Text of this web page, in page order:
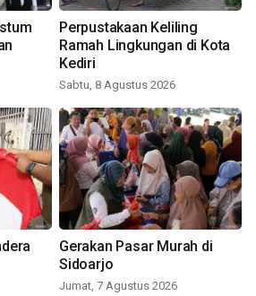
Perpustakaan Keliling
Ramah Lingkungan di Kota
Kediri
Sabtu, 8 Agustus 2026
Gerakan Pasar Murah di
Sidoarjo
Jumat, 7 Agustus 2026